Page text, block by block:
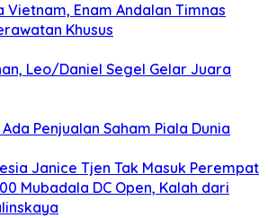
Vietnam, Enam Andalan Timnas
Khusus
Leo/Daniel Segel Gelar Juara
Penjualan Saham Piala Dunia
Janice Tjen Tak Masuk Perempat
Mubadala DC Open, Kalah dari